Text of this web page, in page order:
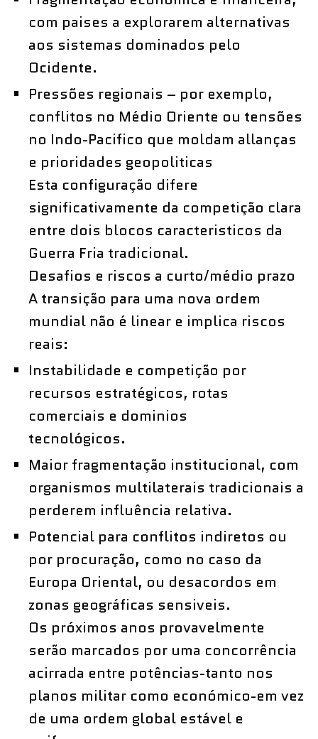
com paises a explorarem alternativas
aos sistemas dominados pelo
Ocidente.
Pressões regionais – por exemplo,
conflitos no Médio Oriente ou tensões
no Indo-Pacifico que moldam allanças
e prioridades geopoliticas
Esta configuração difere
significativamente da competição clara
entre dois blocos caracteristicos da
Guerra Fria tradicional.
Desafios e riscos a curto/médio prazo
A transição para uma nova ordem
mundial não é linear e implica riscos
reais:
Instabilidade e competição por
recursos estratégicos, rotas
comerciais e dominios
tecnológicos.
Maior fragmentação institucional, com
organismos multilaterais tradicionais a
perderem influência relativa.
Potencial para conflitos indiretos ou
por procuração, como no caso da
Europa Oriental, ou desacordos em
zonas geográficas sensiveis.
Os próximos anos provavelmente
serão marcados por uma concorrência
acirrada entre potências-tanto nos
planos militar como económico-em vez
de uma ordem global estável e